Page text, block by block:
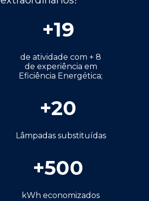
+19
de atividade com + 8
de experiência em
Eficiência Energética;
+20
Lâmpadas substituídas
+500
kWh economizados